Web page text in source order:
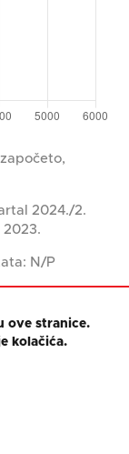
2024./2.
2023.
N/P
ove stranice.
kolačića.